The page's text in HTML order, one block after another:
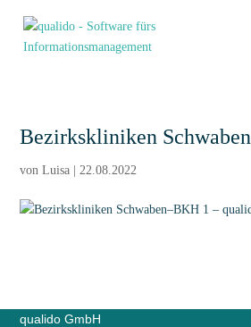
Bezirkskliniken Schwaben
vonLuisa |22.08.2022
qualido GmbH